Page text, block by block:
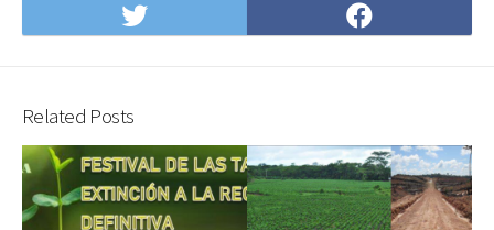
Compartir
en
Compartir
en
Related Posts